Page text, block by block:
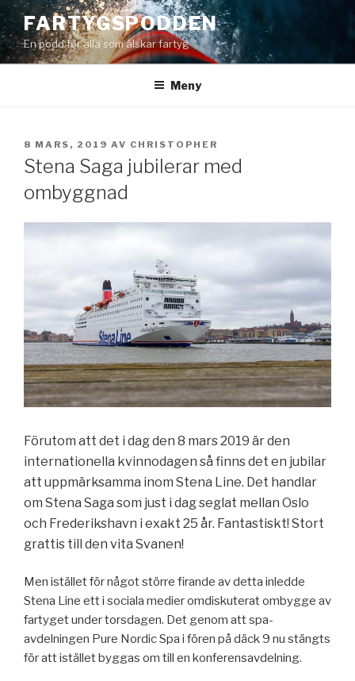
Hoppa
till
innehåll
FARTYGSPODDEN
En podd för alla som älskar fartyg
Meny
PUBLICERAT
8 MARS, 2019 AV CHRISTOPHER
Stena Saga jubilerar med
ombyggnad
Förutom att det i dag den 8 mars 2019 är den
internationella kvinnodagen så finns det en jubilar
att uppmärksamma inom Stena Line. Det handlar
om Stena Saga som just i dag seglat mellan Oslo
och Frederikshavn i exakt 25 år. Fantastiskt! Stort
grattis till den vita Svanen!
Men istället för något större firande av detta inledde
Stena Line ett i sociala medier omdiskuterat ombygge av
fartyget under torsdagen. Det genom att spa-
avdelningen Pure Nordic Spa i fören på däck 9 nu stängts
för att istället byggas om till en konferensavdelning.